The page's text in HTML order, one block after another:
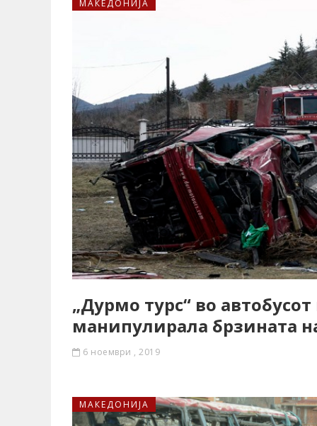
МАКЕДОНИЈА
„Дурмо турс“ во
манипулирала брзината
6 ноември , 2019
МАКЕДОНИЈА